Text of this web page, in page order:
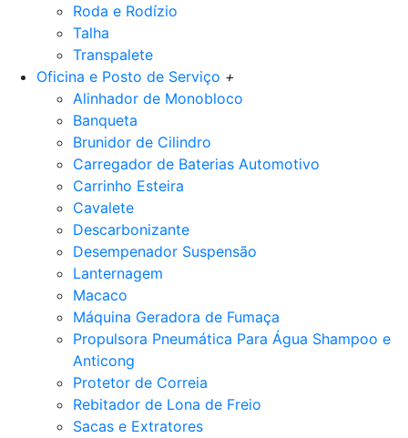
Roda e Rodízio
Talha
Transpalete
Oficina e Posto de Serviço +
Alinhador de Monobloco
Banqueta
Brunidor de Cilindro
Carregador de Baterias Automotivo
Carrinho Esteira
Cavalete
Descarbonizante
Desempenador Suspensão
Lanternagem
Macaco
Máquina Geradora de Fumaça
Propulsora Pneumática Para Água Shampoo e
Anticong
Protetor de Correia
Rebitador de Lona de Freio
Sacas e Extratores